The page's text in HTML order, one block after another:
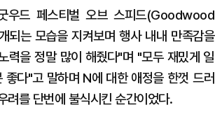
우드 페스티벌 오브 스피드(Goodwood
는 모습을 지켜보며 행사 내내 만족감을
력을 정말 많이 해줬다"며 "모두 재밌게 일
다"고 말하며 N에 대한 애정을 한껏 드러
려를 단번에 불식시킨 순간이었다.